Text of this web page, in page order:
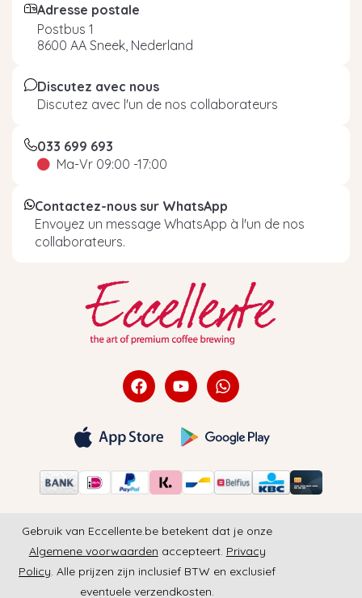
Adresse postale
Postbus 1
8600 AA Sneek, Nederland
Discutez avec nous
Discutez avec l'un de nos collaborateurs
033 699 693
Ma-Vr 09:00 -17:00
Contactez-nous sur WhatsApp
Envoyez un message WhatsApp à l'un de nos
collaborateurs.
Gebruik van Eccellente.be betekent dat je onze
Algemene voorwaarden accepteert. Privacy
Policy. Alle prijzen zijn inclusief BTW en exclusief
eventuele verzendkosten.